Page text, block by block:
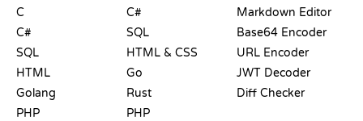
C
C#
SQL
HTML
Golang
PHP
C#
SQL
HTML & CSS
Go
Rust
PHP
Markdown Editor
Base64 Encoder
URL Encoder
JWT Decoder
Diff Checker